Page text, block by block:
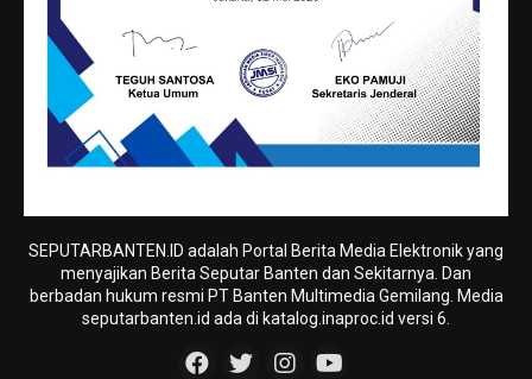
SEPUTARBANTEN.ID adalah Portal Berita Media Elektronik yang
menyajikan Berita Seputar Banten dan Sekitarnya. Dan
berbadan hukum resmi PT Banten Multimedia Gemilang. Media
seputarbanten.id ada di katalog.inaproc.id versi 6.